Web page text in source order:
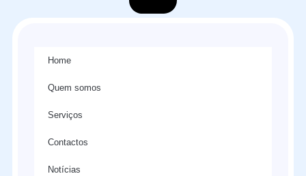
Home
Quem somos
Serviços
Contactos
Notícias